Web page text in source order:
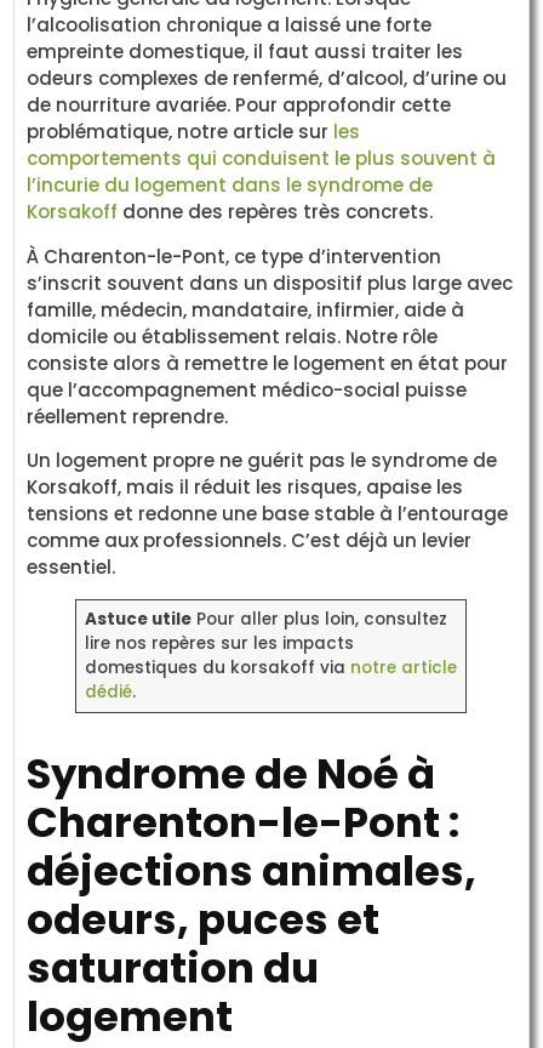
l’alcoolisation chronique a laissé une forte
empreinte domestique, il faut aussi traiter les
odeurs complexes de renfermé, d’alcool, d’urine ou
de nourriture avariée. Pour approfondir cette
problématique, notre article sur les
comportements qui conduisent le plus souvent à
l’incurie du logement dans le syndrome de
Korsakoff donne des repères très concrets.
À Charenton-le-Pont, ce type d’intervention
s’inscrit souvent dans un dispositif plus large avec
famille, médecin, mandataire, infirmier, aide à
domicile ou établissement relais. Notre rôle
consiste alors à remettre le logement en état pour
que l’accompagnement médico-social puisse
réellement reprendre.
Un logement propre ne guérit pas le syndrome de
Korsakoff, mais il réduit les risques, apaise les
tensions et redonne une base stable à l’entourage
comme aux professionnels. C’est déjà un levier
essentiel.
Astuce utilePour aller plus loin, consultez
lire nos repères sur les impacts
domestiques du korsakoff via notre article
dédié.
Syndrome de Noé à
Charenton-le-Pont :
déjections animales,
odeurs, puces et
saturation du
logement